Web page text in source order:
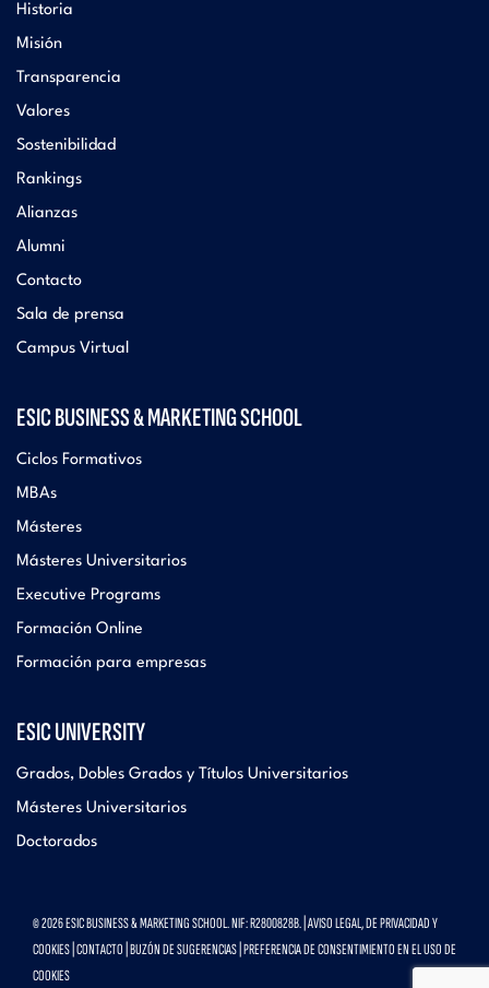
Historia
Misión
Transparencia
Valores
Sostenibilidad
Rankings
Alianzas
Alumni
Contacto
Sala de prensa
Campus Virtual
ESIC BUSINESS & MARKETING SCHOOL
Ciclos Formativos
MBAs
Másteres
Másteres Universitarios
Executive Programs
Formación Online
Formación para empresas
ESIC UNIVERSITY
Grados, Dobles Grados y Títulos Universitarios
Másteres Universitarios
Doctorados
© 2026 ESIC BUSINESS & MARKETING SCHOOL. NIF: R2800828B. | AVISO LEGAL, DE PRIVACIDAD Y
COOKIES CONTACTO BUZÓN DE SUGERENCIAS PREFERENCIA DE CONSENTIMIENTO EN EL USO DE
COOKIES